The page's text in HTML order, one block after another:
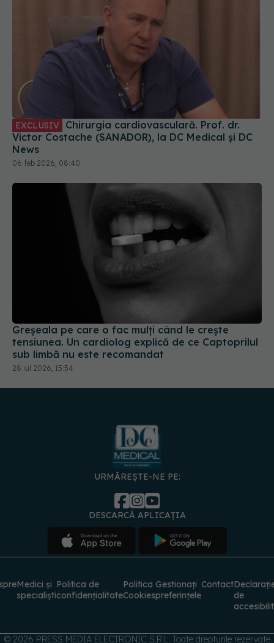
EXCLUSIV
Victor Costache (SANADOR), la DC Medical și DC
News
06 feb 2026, 08:40
Greșeala pe care o fac mulți când le crește
tensiunea. Un cardiolog explică de ce Captoprilul
sub limbă nu este recomandat
28 iul 2026, 15:54
URMĂREȘTE-NE PE:
DESCARCĂ APLICAȚIA
Medici și
specialiști
Politica de
confidențialitate
Politica
Cookies
Gestionați
preferințele
Contact
de
© 2026 PRESS MEDIA ELECTRONIC S.R.L. Toate drepturile rezervate